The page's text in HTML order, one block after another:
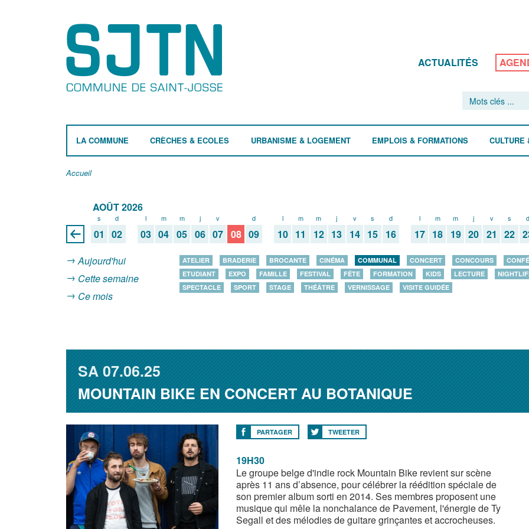
ACTUALITÉS
LA COMMUNE CRÈCHES & ECOLES URBANISME & LOGEMENT EMPLOIS & FORMATIONS CULTURE
Accueil
AOÛT 2026
s
01
d
02
l
03
m
04
m
05
j
06
v
07 08
d
09
l
10
m
11
m
12
j
13
v
14
s
15
d
16
l
17
m
18
m
19
j
20
v
21
s
22
d
Aujourd'hui
Cette semaine
Ce mois
ATELIER BRADERIE BROCANTE CINÉMA COMMUNAL CONCERT CONCOURS
ETUDIANT
EXPO FAMILLE FESTIVAL FÊTE FORMATION KIDS LECTURE
SPECTACLE
SPORT STAGE THÉÂTRE VERNISSAGE VISITE GUIDÉE
SA07.06.25
MOUNTAIN BIKE EN CONCERT AU BOTANIQUE
PARTAGER TWEETER
19H30
Le groupe belge d'indie rock Mountain Bike revient sur scène
après 11 ans d’absence, pour célébrer la réédition spéciale de
son premier album sorti en 2014. Ses membres proposent une
musique qui mêle la nonchalance de Pavement, l'énergie de Ty
Segall et des mélodies de guitare grinçantes et accrocheuses.